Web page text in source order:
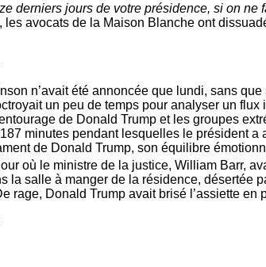
derniers jours de votre présidence, si on ne
avocats de la Maison Blanche ont
n’avait été annoncée que lundi, sans
un peu de temps pour analyser un
de Donald Trump et les groupes
minutes pendant lesquelles le président a
de Donald Trump, son équilibre
où le ministre de la justice, William Barr,
la salle à manger de la résidence, désertée
rage, Donald Trump avait brisé l’assiette